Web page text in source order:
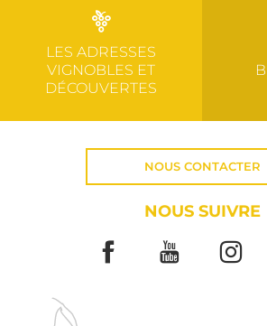
LES ADRESSES
VIGNOBLES ET
DÉCOUVERTES
NOUS CONTACTER
NOUS SUIVRE